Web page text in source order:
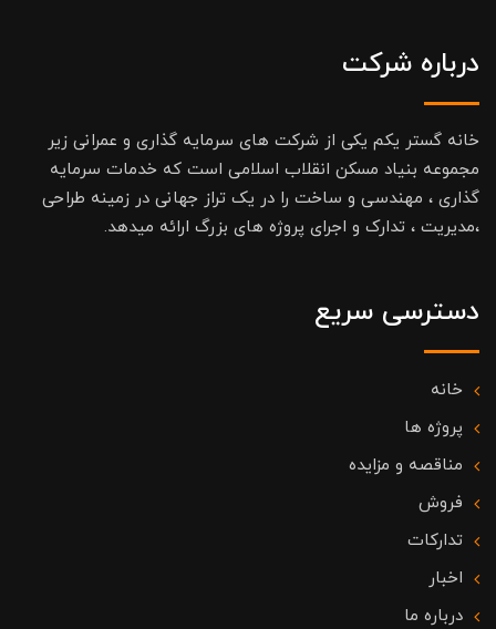
درباره شرکت
خانه گستر یکم یکی از شرکت های سرمایه گذاری و عمرانی زیر
مجموعه بنیاد مسکن انقلاب اسلامی است که خدمات سرمایه
گذاری ، مهندسی و ساخت را در یک تراز جهانی در زمینه طراحی
،مدیریت ، تدارک و اجرای پروژه های بزرگ ارائه میدهد.
دسترسی سریع
خانه
پروژه ها
مناقصه و مزایده
فروش
تدارکات
اخبار
درباره ما